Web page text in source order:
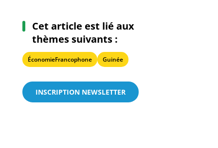
Cet article est lié aux
thèmes suivants :
ÉconomieFrancophone Guinée
INSCRIPTION NEWSLETTER